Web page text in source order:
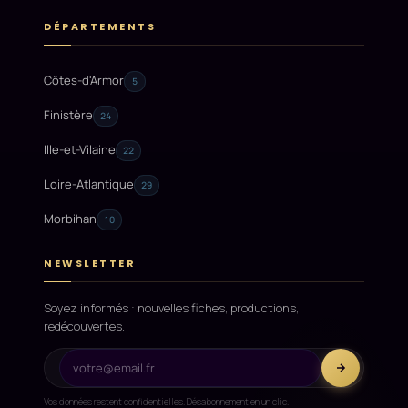
DÉPARTEMENTS
Côtes-d'Armor 5
Finistère 24
Ille-et-Vilaine 22
Loire-Atlantique 29
Morbihan 10
NEWSLETTER
Soyez informés : nouvelles fiches, productions,
redécouvertes.
Vos données restent confidentielles. Désabonnement en un clic.